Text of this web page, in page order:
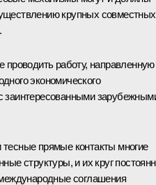
крупных совместных
проводить работу, направленную
экономического
заинтересованными
прямые контакты многие
структуры, и их круг
соглашения